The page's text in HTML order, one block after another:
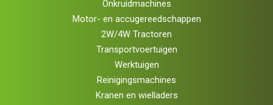
Onkruidmachines
Motor- en accugereedschappen
2W/4W Tractoren
Transportvoertuigen
Werktuigen
Reinigingsmachines
Kranen en wielladers